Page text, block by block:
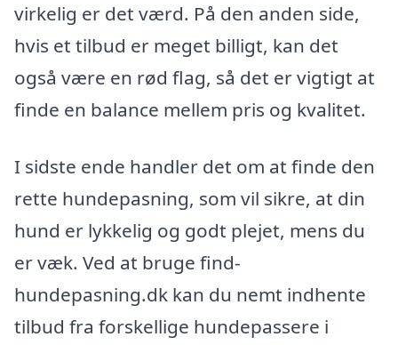
virkelig er det værd. På den anden side,
hvis et tilbud er meget billigt, kan det
også være en rød flag, så det er vigtigt at
finde en balance mellem pris og kvalitet.
I sidste ende handler det om at finde den
rette hundepasning, som vil sikre, at din
hund er lykkelig og godt plejet, mens du
er væk. Ved at bruge find-
hundepasning.dk kan du nemt indhente
tilbud fra forskellige hundepassere i